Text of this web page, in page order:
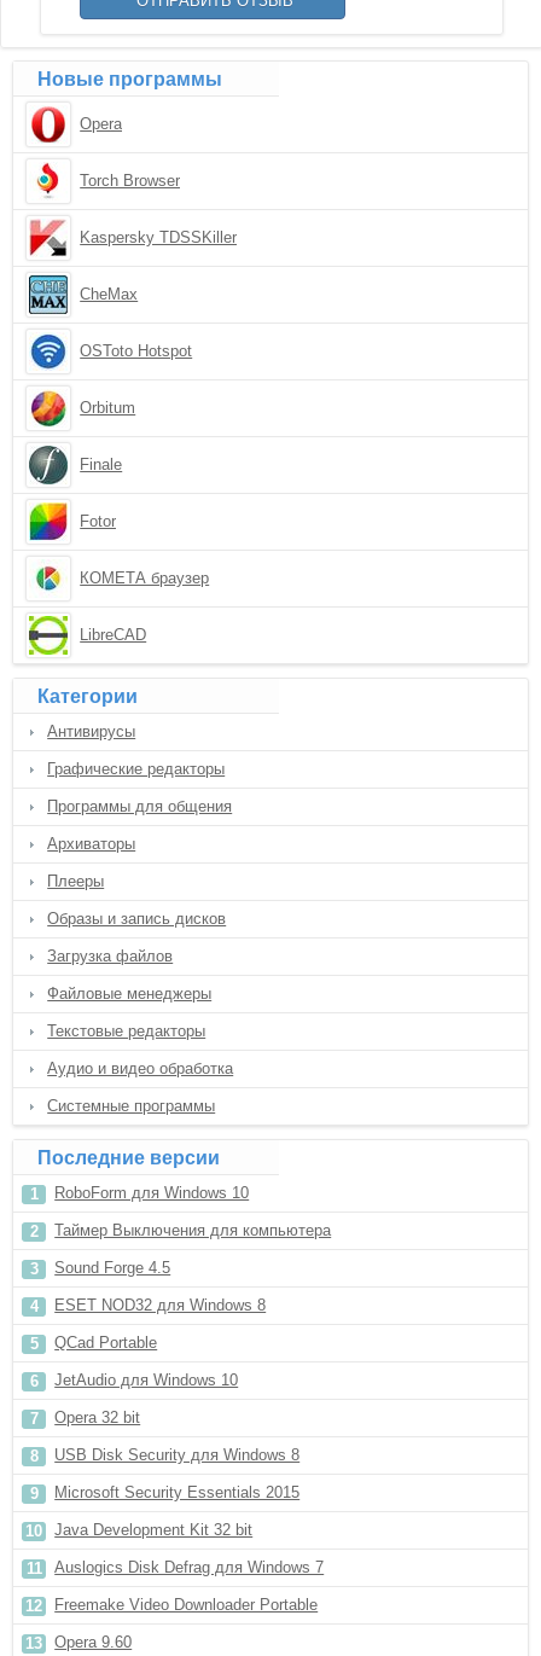
Новые программы
Opera
Torch Browser
Kaspersky TDSSKiller
CheMax
OSToto Hotspot
Orbitum
Finale
Fotor
КОМЕТА браузер
LibreCAD
Категории
Антивирусы
Графические редакторы
Программы для общения
Архиваторы
Плееры
Образы и запись дисков
Загрузка файлов
Файловые менеджеры
Текстовые редакторы
Аудио и видео обработка
Системные программы
Последние версии
RoboForm для Windows 10
Таймер Выключения для компьютера
Sound Forge 4.5
ESET NOD32 для Windows 8
QCad Portable
JetAudio для Windows 10
Opera 32 bit
USB Disk Security для Windows 8
Microsoft Security Essentials 2015
Java Development Kit 32 bit
Auslogics Disk Defrag для Windows 7
Freemake Video Downloader Portable
Opera 9.60